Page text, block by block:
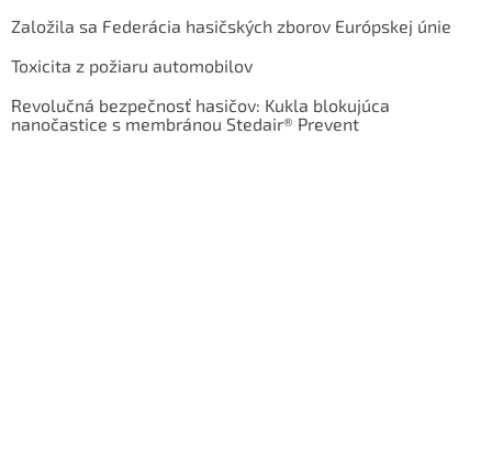
Založila sa Federácia hasičských zborov Európskej únie
Toxicita z požiaru automobilov
Revolučná bezpečnosť hasičov: Kukla blokujúca
nanočastice s membránou Stedair® Prevent